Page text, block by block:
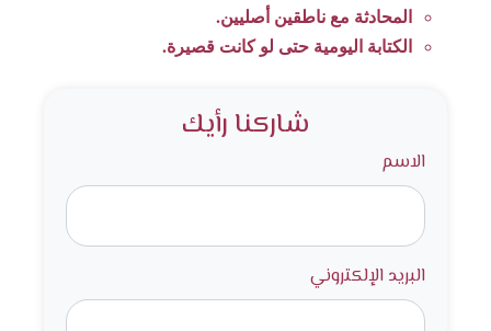
المحادثة مع ناطقين أصليين.
الكتابة اليومية حتى لو كانت قصيرة.
شاركنا رأيك
الاسم
البريد الإلكتروني